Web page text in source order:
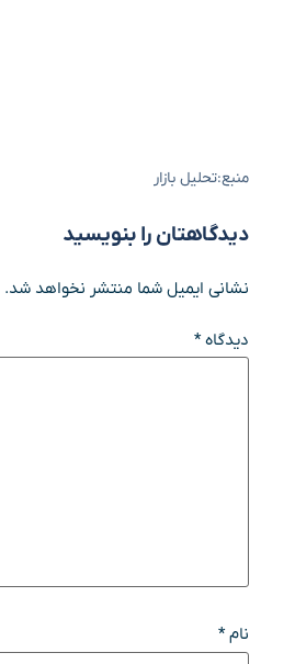
منبع:تحلیل بازار
دیدگاهتان را بنویسید
نشانی ایمیل شما منتشر نخواهد شد.
دیدگاه*
نام*